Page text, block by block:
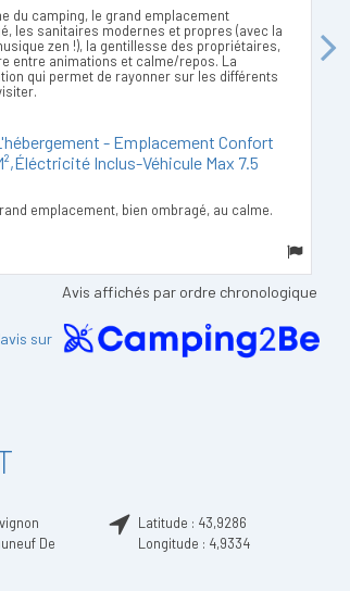
du camping, le grand emplacement
les sanitaires modernes et propres (avec la
zen !), la gentillesse des propriétaires,
entre animations et calme/repos. La
qui permet de rayonner sur les différents
- Emplacement Confort
Inclus-Véhicule Max 7.5
emplacement, bien ombragé, au calme.
Next
Avis affichés par ordre chronologique
sur
De
Latitude : 43,9286
Longitude : 4,9334